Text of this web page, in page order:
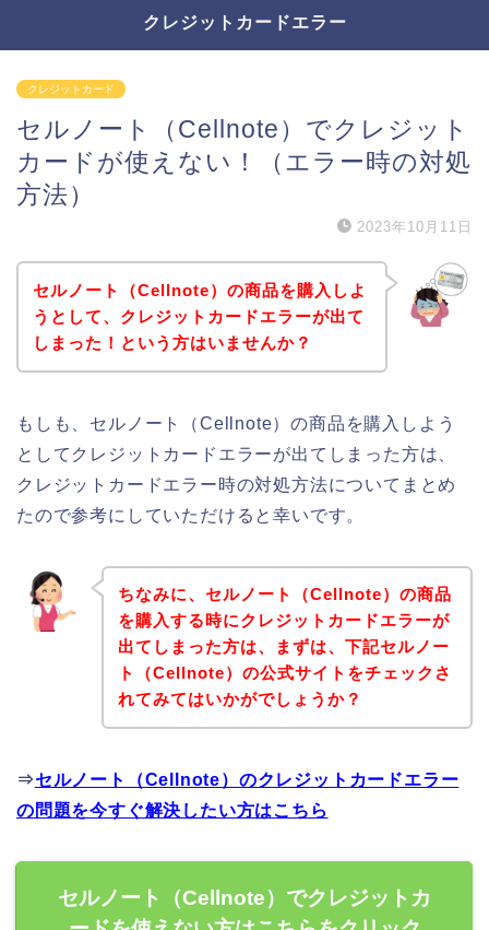
クレジットカードエラー
クレジットカード
セルノート（Cellnote）でクレジット
カードが使えない！（エラー時の対処
方法）
2023年10月11日
セルノート（Cellnote）の商品を購入しよ
うとして、クレジットカードエラーが出て
しまった！という方はいませんか？
もしも、セルノート（Cellnote）の商品を購入しよう
としてクレジットカードエラーが出てしまった方は、
クレジットカードエラー時の対処方法についてまとめ
たので参考にしていただけると幸いです。
ちなみに、セルノート（Cellnote）の商品
を購入する時にクレジットカードエラーが
出てしまった方は、まずは、下記セルノー
ト（Cellnote）の公式サイトをチェックさ
れてみてはいかがでしょうか？
⇒セルノート（Cellnote）のクレジットカードエラー
の問題を今すぐ解決したい方はこちら
セルノート（Cellnote）でクレジットカ